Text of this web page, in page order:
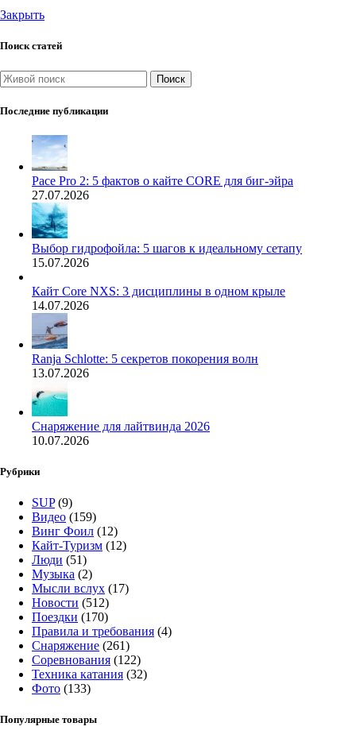
Закрыть
Поиск статей
Поиск
Последние публикации
Pace Pro 2: 5 фактов о кайте CORE для биг-эйра
27.07.2026
Выбор гидрофойла: 5 шагов к идеальному сетапу
15.07.2026
Кайт Core NXS: 3 дисциплины в одном крыле
14.07.2026
Ranja Schlotte: 5 секретов покорения волн
13.07.2026
Снаряжение для лайтвинда 2026
10.07.2026
Рубрики
SUP(9)
Видео (159)
Винг Фоил (12)
Кайт-Туризм (12)
Люди (51)
Музыка (2)
Мысли вслух (17)
Новости (512)
Поездки (170)
Правила и требования (4)
Снаряжение (261)
Соревнования (122)
Техника катания (32)
Фото (133)
Популярные товары